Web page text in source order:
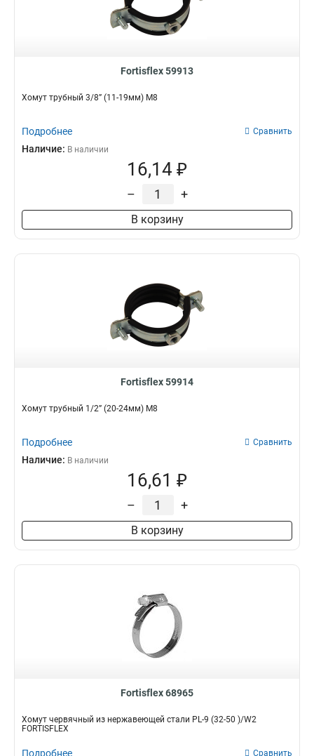
Fortisflex 59913
Хомут трубный 3/8” (11-19мм) М8
Подробнее Сравнить
Наличие: В наличии
16,14 ₽
– +
В корзину
Fortisflex 59914
Хомут трубный 1/2” (20-24мм) М8
Подробнее Сравнить
Наличие: В наличии
16,61 ₽
– +
В корзину
Fortisflex 68965
Хомут червячный из нержавеющей стали PL-9 (32-50 )/W2
FORTISFLEX
Подробнее Сравнить